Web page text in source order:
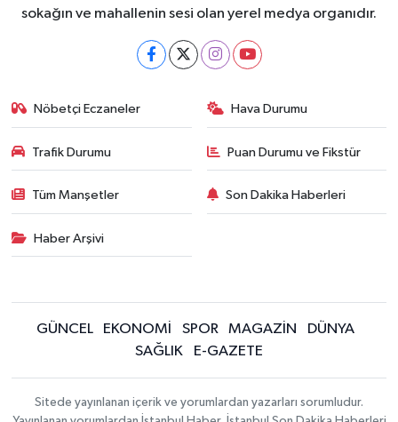
sokağın ve mahallenin sesi olan yerel medya organıdır.
Nöbetçi Eczaneler Hava Durumu
Trafik Durumu Puan Durumu ve Fikstür
Tüm Manşetler Son Dakika Haberleri
Haber Arşivi
GÜNCEL EKONOMİ SPOR MAGAZİN
DÜNYA
SAĞLIK
E-GAZETE
Sitede yayınlanan içerik ve yorumlardan yazarları sorumludur.